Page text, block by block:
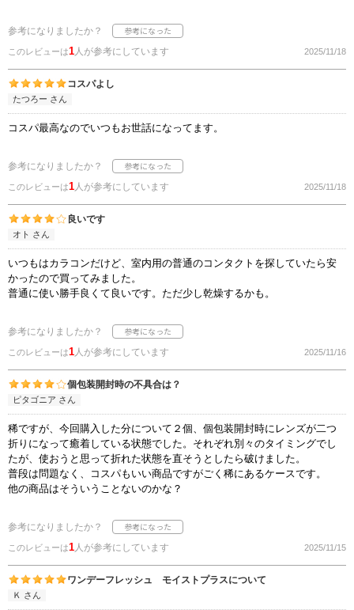
参考になりましたか？
このレビューは1人が参考にしています 2025/11/18
コスパよし
たつろー さん
コスパ最高なのでいつもお世話になってます。
参考になりましたか？
このレビューは1人が参考にしています 2025/11/18
良いです
オト さん
いつもはカラコンだけど、室内用の普通のコンタクトを探していたら安
かったので買ってみました。
普通に使い勝手良くて良いです。ただ少し乾燥するかも。
参考になりましたか？
このレビューは1人が参考にしています 2025/11/16
個包装開封時の不具合は？
ピタゴニア さん
稀ですが、今回購入した分について２個、個包装開封時にレンズが二つ
折りになって癒着している状態でした。それぞれ別々のタイミングでし
たが、使おうと思って折れた状態を直そうとしたら破けました。
普段は問題なく、コスパもいい商品ですがごく稀にあるケースです。
他の商品はそういうことないのかな？
参考になりましたか？
このレビューは1人が参考にしています 2025/11/15
ワンデーフレッシュ モイストプラスについて
Ｋ さん